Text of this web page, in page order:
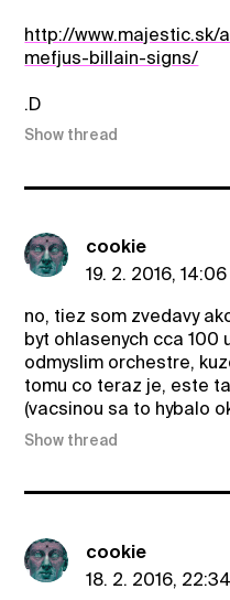
http://www.majestic.sk/
mefjus-billain-signs/
.D
Show thread
cookie
19. 2. 2016, 14:06
no, tiez som zvedavy
byt ohlasenych cca 100
odmyslim orchestre,
tomu co teraz je, este
(vacsinou sa to hybalo
Show thread
cookie
18. 2. 2016, 22:34